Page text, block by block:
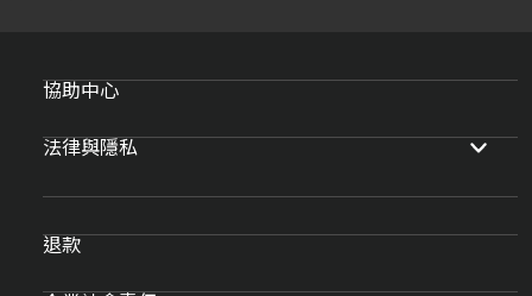
協助中心
法律與隱私
退款